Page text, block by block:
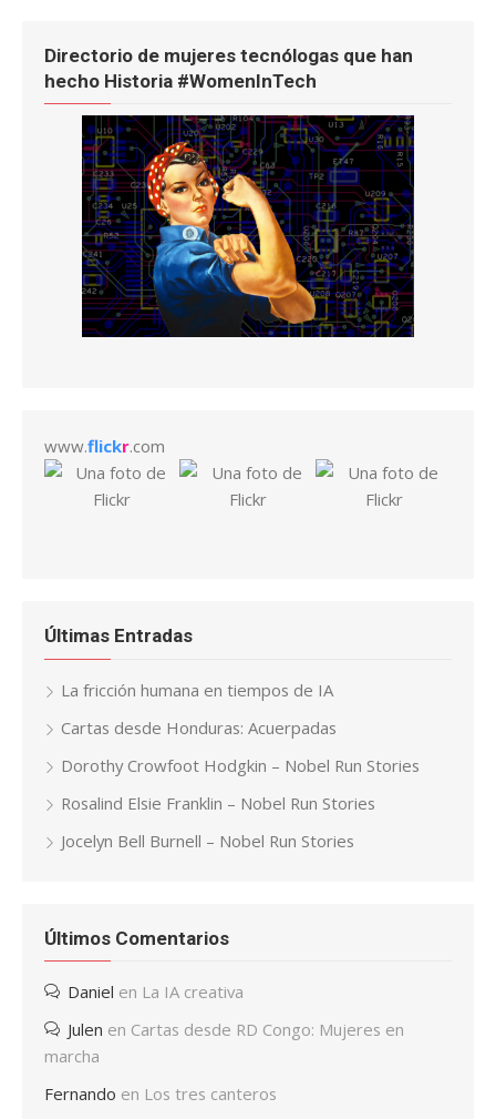
Directorio de mujeres tecnólogas que han
hecho Historia #WomenInTech
www.flickr.com
Últimas Entradas
La fricción humana en tiempos de IA
Cartas desde Honduras: Acuerpadas
Dorothy Crowfoot Hodgkin – Nobel Run Stories
Rosalind Elsie Franklin – Nobel Run Stories
Jocelyn Bell Burnell – Nobel Run Stories
Últimos Comentarios
Daniel en La IA creativa
Julen en Cartas desde RD Congo: Mujeres en
marcha
Fernando en Los tres canteros